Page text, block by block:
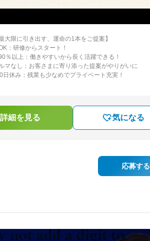
大限に引き出す、運命の1本をご提案】
：研修からスタート！
％以上：働きやすいから長く活躍できる！
マなし：お客さまに寄り添った提案がやりがいに
休み：残業も少なめでプライベート充実！
細を見る 気になる
応募する